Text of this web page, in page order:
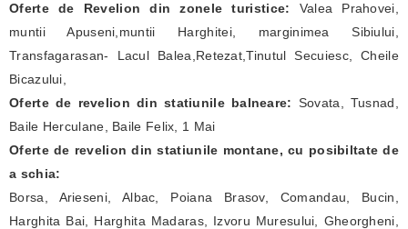
Oferte de Revelion din zonele turistice: Valea Prahovei,
muntii Apuseni,muntii Harghitei, marginimea Sibiului,
Transfagarasan- Lacul Balea,Retezat,Tinutul Secuiesc, Cheile
Bicazului,
Oferte de revelion din statiunile balneare: Sovata, Tusnad,
Baile Herculane, Baile Felix, 1 Mai
Oferte de revelion din statiunile montane, cu posibiltate de
a schia:
Borsa, Arieseni, Albac, Poiana Brasov, Comandau, Bucin,
Harghita Bai, Harghita Madaras, Izvoru Muresului, Gheorgheni,